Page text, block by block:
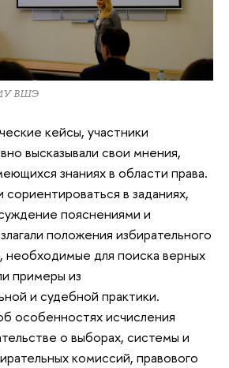
ВШЭ
кейсы, участники
высказывали свои мнения,
знаниях в области права.
в заданиях,
пояснениями и
положения избирательного
необходимые для поиска верных
примеры из
и судебной практики.
особенностях исчисления
о выборах, системы и
комиссий, правового